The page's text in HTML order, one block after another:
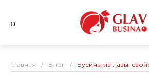
Главная / Блог / Бусины из лавы: